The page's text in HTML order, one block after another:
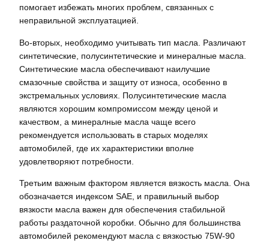
помогает избежать многих проблем, связанных с
неправильной эксплуатацией.
Во-вторых, необходимо учитывать тип масла. Различают
синтетические, полусинтетические и минералные масла.
Синтетические масла обеспечивают наилучшие
смазочные свойства и защиту от износа, особенно в
экстремальных условиях. Полусинтетические масла
являются хорошим компромиссом между ценой и
качеством, а минералные масла чаще всего
рекомендуется использовать в старых моделях
автомобилей, где их характеристики вполне
удовлетворяют потребности.
Третьим важным фактором является вязкость масла. Она
обозначается индексом SAE, и правильный выбор
вязкости масла важен для обеспечения стабильной
работы раздаточной коробки. Обычно для большинства
автомобилей рекомендуют масла с вязкостью 75W-90